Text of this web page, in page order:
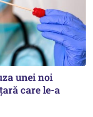
unei noi
care le-a